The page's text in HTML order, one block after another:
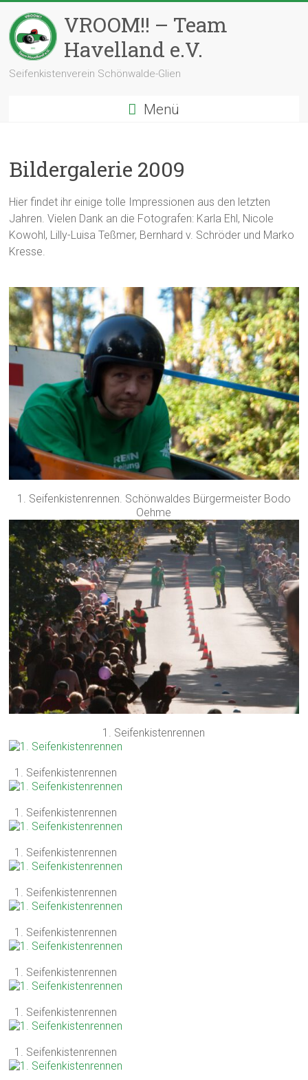
Inhalt
springen
VROOM!! – Team
Havelland e.V.
Seifenkistenverein Schönwalde-Glien
Menü
Bildergalerie 2009
Hier findet ihr einige tolle Impressionen aus den letzten
Jahren. Vielen Dank an die Fotografen: Karla Ehl, Nicole
Kowohl, Lilly-Luisa Teßmer, Bernhard v. Schröder und Marko
Kresse.
1. Seifenkistenrennen. Schönwaldes Bürgermeister Bodo
Oehme
1. Seifenkistenrennen
1. Seifenkistenrennen
1. Seifenkistenrennen
1. Seifenkistenrennen
1. Seifenkistenrennen
1. Seifenkistenrennen
1. Seifenkistenrennen
1. Seifenkistenrennen
1. Seifenkistenrennen